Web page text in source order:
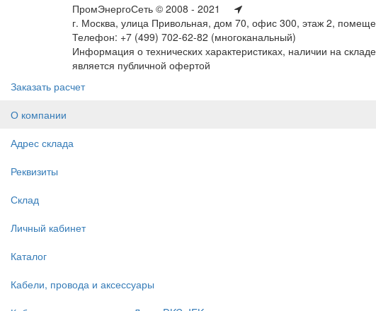
ПромЭнергоСеть © 2008 - 2021
г. Москва, улица Привольная, дом 70, офис 300, этаж 2,
Телефон: +7 (499) 702-62-82 (многоканальный)
Информация о технических характеристиках, наличии на
является публичной офертой
Заказать расчет
О компании
Адрес склада
Реквизиты
Склад
Личный кабинет
Каталог
Кабели, провода и аксессуары